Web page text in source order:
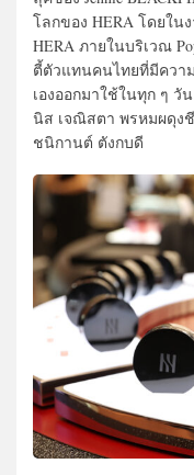
โลกของ HERA โดยใ
HERA ภายในบริเวณ
ตี้ตัวแทนคนไทยที่มีควา
เองออกมาใช้ในทุก ๆ
นิส เจณิสตา พรหมผดุง
ชนิกานต์ ตังกบดี